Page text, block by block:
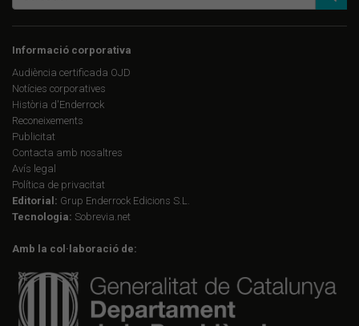
Informació corporativa
Audiència certificada OJD
Notícies corporatives
Història d'Enderrock
Reconeixements
Publicitat
Contacta amb nosaltres
Avís legal
Política de privacitat
Editorial: Grup Enderrock Edicions S.L.
Tecnologia: Sobrevia.net
Amb la col·laboració de: